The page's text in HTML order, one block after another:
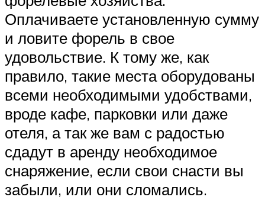
Оплачиваете установленную сумму
и ловите форель в свое
удовольствие. К тому же, как
правило, такие места оборудованы
всеми необходимыми удобствами,
вроде кафе, парковки или даже
отеля, а так же вам с радостью
сдадут в аренду необходимое
снаряжение, если свои снасти вы
забыли, или они сломались.